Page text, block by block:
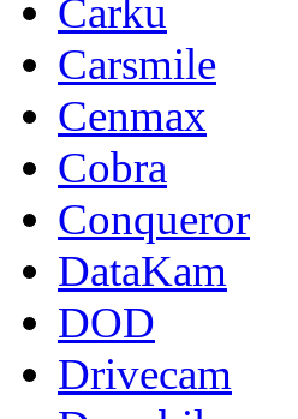
Carku
Carsmile
Cenmax
Cobra
Conqueror
DataKam
DOD
Drivecam